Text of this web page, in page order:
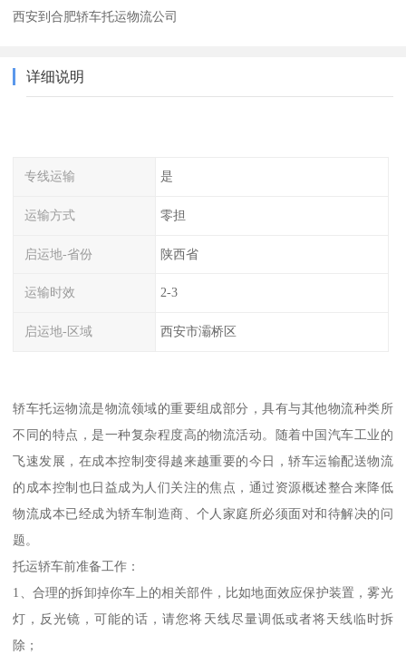
西安到合肥轿车托运物流公司
详细说明
专线运输 是
运输方式 零担
启运地-省份 陕西省
运输时效 2-3
启运地-区域 西安市灞桥区
轿车托运物流是物流领域的重要组成部分，具有与其他物流种类所
不同的特点，是一种复杂程度高的物流活动。随着中国汽车工业的
飞速发展，在成本控制变得越来越重要的今日，轿车运输配送物流
的成本控制也日益成为人们关注的焦点，通过资源概述整合来降低
物流成本已经成为轿车制造商、个人家庭所必须面对和待解决的问
题。
托运轿车前准备工作：
1、合理的拆卸掉你车上的相关部件，比如地面效应保护装置，雾光
灯，反光镜，可能的话，请您将天线尽量调低或者将天线临时拆
除；